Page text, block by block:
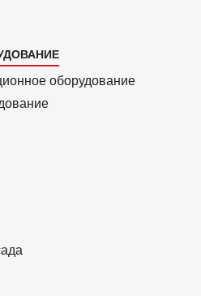
оборудование